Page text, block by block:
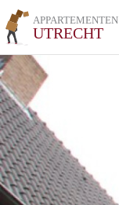
APPARTEMENTEN
UTRECHT